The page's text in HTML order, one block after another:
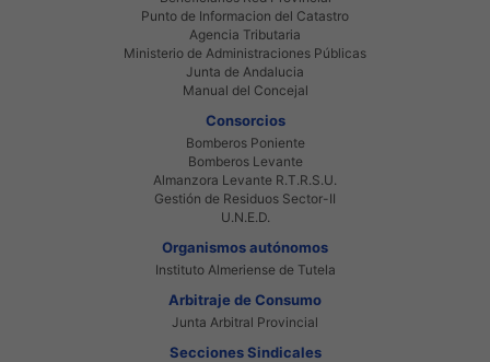
Punto de Informacion del Catastro
Agencia Tributaria
Ministerio de Administraciones Públicas
Junta de Andalucia
Manual del Concejal
Consorcios
Bomberos Poniente
Bomberos Levante
Almanzora Levante R.T.R.S.U.
Gestión de Residuos Sector-II
U.N.E.D.
Organismos autónomos
Instituto Almeriense de Tutela
Arbitraje de Consumo
Junta Arbitral Provincial
Secciones Sindicales